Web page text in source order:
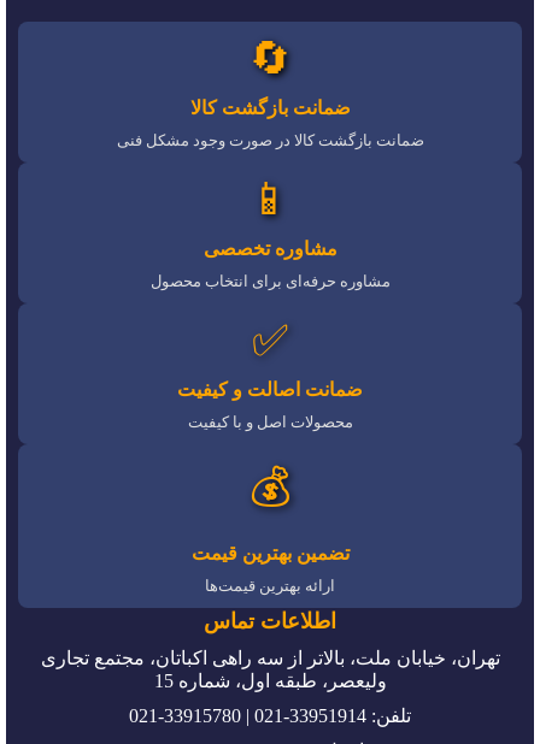
🔄
ضمانت بازگشت کالا
ضمانت بازگشت کالا در صورت وجود مشکل فنی
📱
مشاوره تخصصی
مشاوره حرفه‌ای برای انتخاب محصول
✅
ضمانت اصالت و کیفیت
محصولات اصل و با کیفیت
💰
تضمین بهترین قیمت
ارائه بهترین قیمت‌ها
اطلاعات تماس
تهران، خیابان ملت، بالاتر از سه راهی اکباتان، مجتمع تجاری
ولیعصر، طبقه اول، شماره 15
تلفن: 33951914-021 | 33915780-021